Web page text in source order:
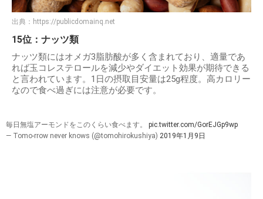
出典： https://publicdomainq.net
15位：ナッツ類
ナッツ類にはオメガ3脂肪酸が多く含まれており、適量であ
れば玉コレステロールを減少やダイエット効果が期待できる
と言われています。1日の摂取目安量は25g程度。高カロリー
なので食べ過ぎには注意が必要です。
毎日無塩アーモンドをこのくらい食べます。 pic.twitter.com/GorEJGp9wp
— Tomo-rrow never knows (@tomohirokushiya) 2019年1月9日